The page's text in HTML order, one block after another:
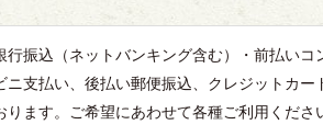
行振込（ネットバンキング含む）・前払いコ
ニ支払い、後払い郵便振込、クレジットカー
ります。ご希望にあわせて各種ご利用くださ